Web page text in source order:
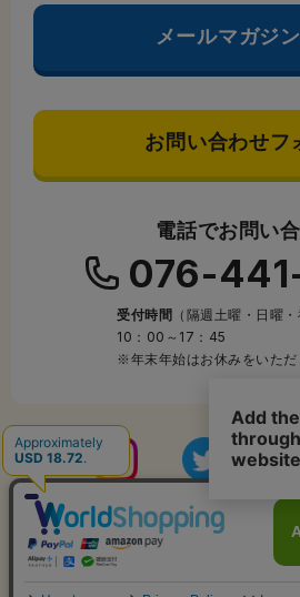
メールマガジ
お問い合わせフ
電話でお問い
076-
受付時間 （隔週土曜・日曜・
10：00～17：45
※年末年始はお休みをいただ
Copyright © 2005-2026 laponte